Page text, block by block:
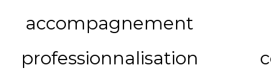
accompagnement
professionnalisation